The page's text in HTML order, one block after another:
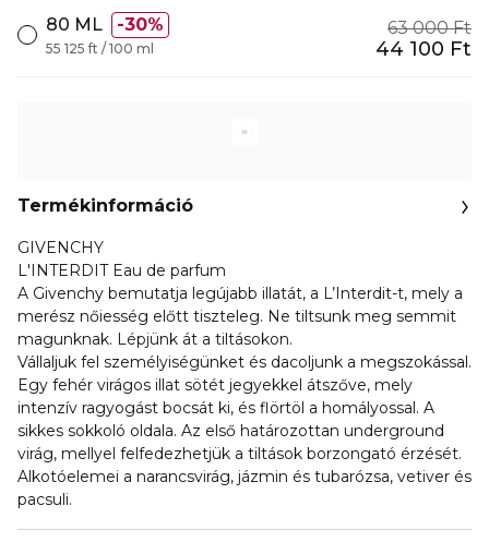
80 ML 30% 63 000 Ft
44 100 Ft
55 125 ft / 100 ml
Termékinformáció
GIVENCHY
L'INTERDIT Eau de parfum
A Givenchy bemutatja legújabb illatát, a L’Interdit-t, mely a
merész nőiesség előtt tiszteleg. Ne tiltsunk meg semmit
magunknak. Lépjünk át a tiltásokon.
Vállaljuk fel személyiségünket és dacoljunk a megszokással.
Egy fehér virágos illat sötét jegyekkel átszőve, mely
intenzív ragyogást bocsát ki, és flörtöl a homályossal. A
sikkes sokkoló oldala. Az első határozottan underground
virág, mellyel felfedezhetjük a tiltások borzongató érzését.
Alkotóelemei a narancsvirág, jázmin és tubarózsa, vetiver és
pacsuli.